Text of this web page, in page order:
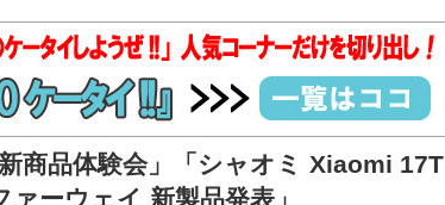
商品体験会」「シャオミ Xiaomi 17T
ーウェイ 新製品発表」